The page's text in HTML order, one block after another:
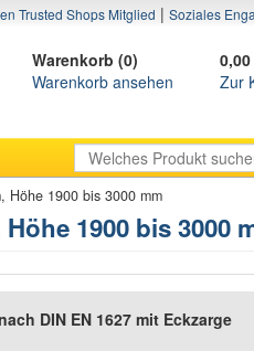
Trusted Shops Mitglied | Soziales
Warenkorb (0)
Warenkorb ansehen
Zur
Höhe 1900 bis 3000 mm
1900 bis 3000
DIN EN 1627 mit Eckzarge